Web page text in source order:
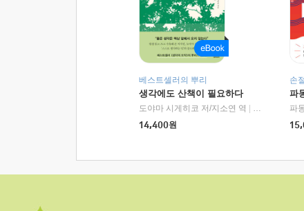
베스트셀러의 뿌리
생각에도 산책이 필요하다
도야마 시게히코 저/지소연 역
알에이치코
14,400원
손
파
파